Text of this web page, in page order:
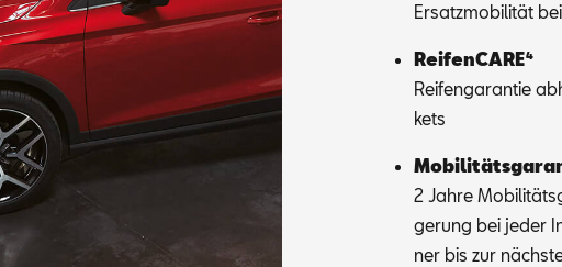
Er­satz­mo­bi­li­tät
Rei­fen­CA­RE⁴
Rei­fen­ga­ran­tie
kets
2 Jah­re
ge­rung bei je­der
ner bis zur